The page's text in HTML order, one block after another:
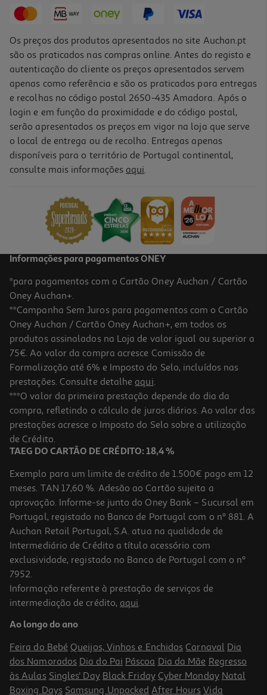
4.4
Máquina De Café Filtro Qilive Q.5226 1.5 L 900 W
27,99 €
3.6
Adaptador Capsulas Café Qilive 600146056 Compatível
Nespresso
5.99 €/un
5,99 €
Espremedor De Citrinos Qilive Q.5445 0.5 L 30 W
11.99 €/un
11,99 €
Os preços dos produtos apresentados no site Auchan.pt
são os praticados nas compras online. Antes do registo e
autenticação do cliente os preços apresentados servem
apenas como referência e são os praticados para entregas
e recolhas no código postal 2650-435 Amadora. Após o
login e em função da proximidade e do código postal,
serão apresentados os preços em vigor na loja que serve
o local de entrega ou de recolha. Entregas apenas
disponíveis para o território de Portugal continental,
consulte mais informações aqui.
Informações para pagamentos ONEY
*para pagamentos com o Cartão Oney Auchan / Cartão
Oney Auchan+.
**Campanha Sem Juros para pagamentos com o Cartão
Oney Auchan / Cartão Oney Auchan+, em todos os
produtos assinalados na Loja de valor igual ou superior a
75€. Ao valor da compra acresce Comissão de
Formalização até 6% e Imposto do Selo, incluídos nas
prestações. Consulte detalhe aqui.
***O valor da primeira prestação depende do dia da
compra, refletindo o cálculo de juros diários. Ao valor das
prestações acresce o Imposto do Selo sobre a utilização
de Crédito.
TAEG DO CARTÃO DE CRÉDITO: 18,4 %
Exemplo para um limite de crédito de 1.500€ pago em 12
meses. TAN 17,60 %. Adesão ao Cartão sujeita a
aprovação. Informe-se junto do Oney Bank – Sucursal em
Portugal, registado no Banco de Portugal com o nº 881. A
Auchan Retail Portugal, S.A. atua na qualidade de
Intermediário de Crédito a título acessório com
exclusividade, registado no Banco de Portugal com o nº
7952.
Informação referente à prestação de serviços de
intermediação de crédito, aqui.
Ao longo do ano
Feira do Bebé Queijos, Vinhos e Enchidos Carnaval Dia
dos Namorados Dia do Pai Páscoa Dia da Mãe Regresso
às Aulas Singles' Day Black Friday Cyber Monday Natal
Boxing Days Samsung Unpacked After Hours Vida